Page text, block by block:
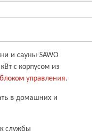
и сауны SAWO
с корпусом из
управления.
в домашних и
службы